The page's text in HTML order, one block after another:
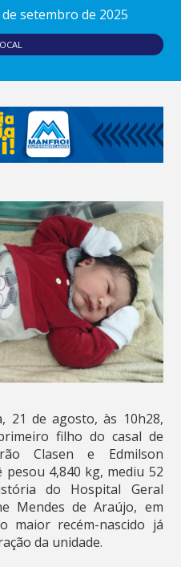
setembro de 2025
21 de agosto, às 10h28,
filho do casal de
Clasen e Edmilson
pesou 4,840 kg, mediu 52
do Hospital Geral
Mendes de Araújo, em
maior recém-nascido já
da unidade.